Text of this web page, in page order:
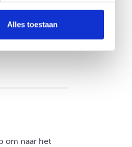
Alles toestaan
om naar het